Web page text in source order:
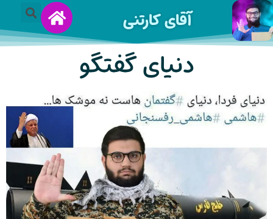
آقای کارتنی
دنیای گفتگو